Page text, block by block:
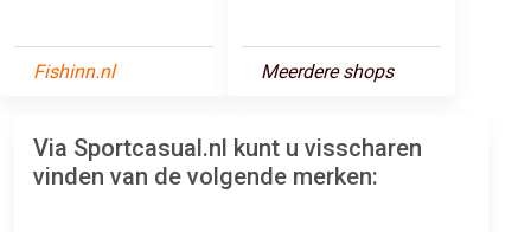
Fishinn.nl Meerdere shops
Via Sportcasual.nl kunt u visscharen
vinden van de volgende merken: